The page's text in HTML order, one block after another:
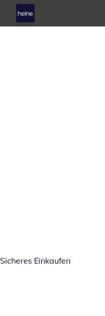
Sicheres Einkaufen